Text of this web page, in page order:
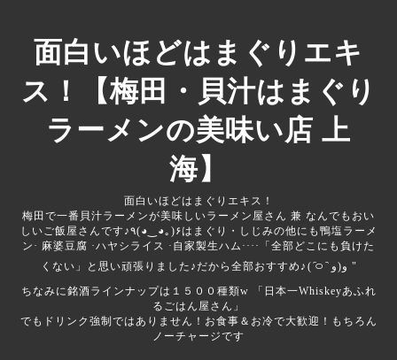
面白いほどはまぐりエキ
ス！【梅田・貝汁はまぐり
ラーメンの美味い店 上
海】
面白いほどはまぐりエキス！
梅田で一番貝汁ラーメンが美味しいラーメン屋さん 兼 なんでもおい
しいご飯屋さんです♪‎‎‎‎٩(◕‿◕｡)۶はまぐり・しじみの他にも鴨塩ラーメ
ン· 麻婆豆腐 ·ハヤシライス ·自家製生ハム····「全部どこにも負けた
くない」と思い頑張りました♪だから全部おすすめ♪‎⁦( ᷇࿀ ᷆ و(و "
ちなみに銘酒ラインナップは１５００種類‪w 「日本一Whiskeyあふれ
るごはん屋さん」
でもドリンク強制ではありません！お食事＆お冷で大歓迎！もちろん
ノーチャージです